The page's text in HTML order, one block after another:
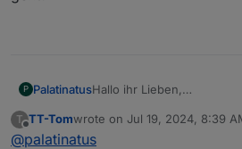
P PalatinatusHallo ihr Lieben,
dem NSPanel erfolgreich
Bei meinem Zigbee Smart
T
Offline
TT-Tomwrote on Jul 19, 2024, 8:39
last edited by
@palatinatus